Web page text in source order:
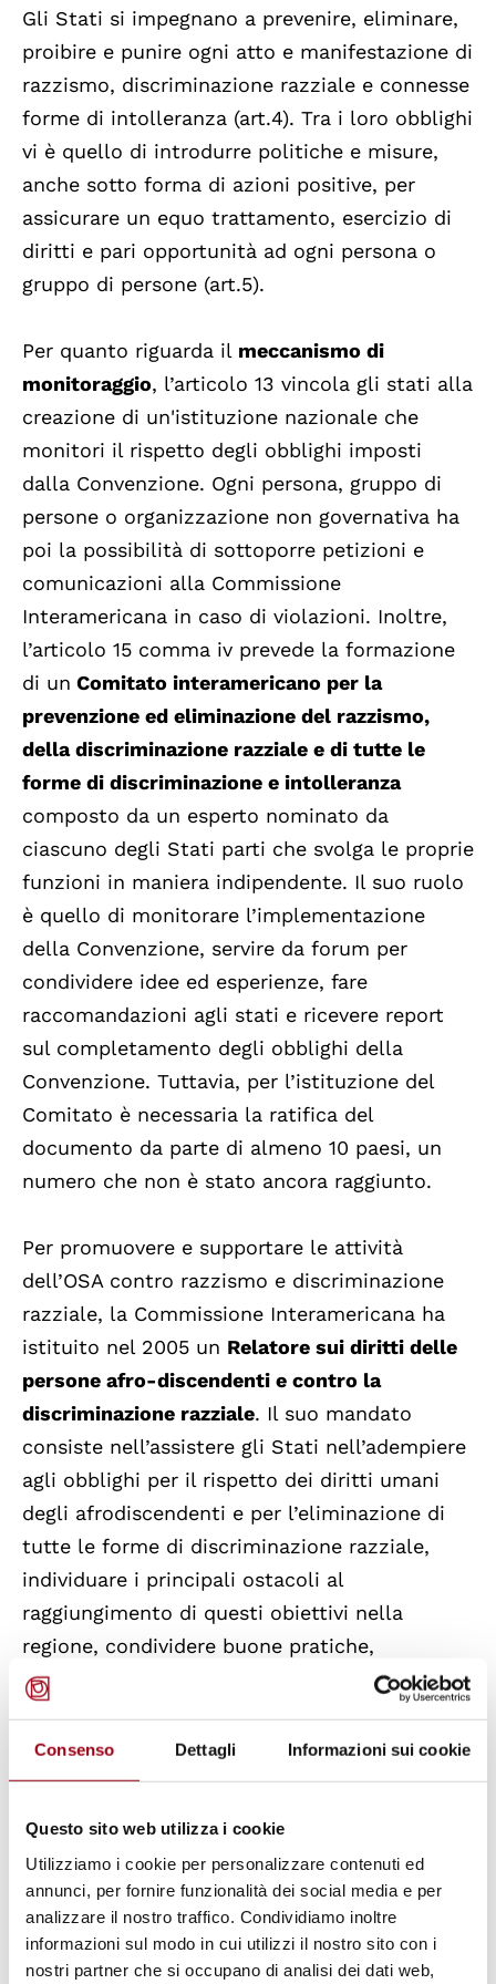
Consenso Dettagli Informazioni sui cookie
Questo sito web utilizza i cookie
Utilizziamo i cookie per personalizzare contenuti ed
annunci, per fornire funzionalità dei social media e per
analizzare il nostro traffico. Condividiamo inoltre
informazioni sul modo in cui utilizzi il nostro sito con i
nostri partner che si occupano di analisi dei dati web,
Gli Stati si impegnano a prevenire, eliminare,
proibire e punire ogni atto e manifestazione di
razzismo, discriminazione razziale e connesse
forme di intolleranza (art.4). Tra i loro obblighi
vi è quello di introdurre politiche e misure,
anche sotto forma di azioni positive, per
assicurare un equo trattamento, esercizio di
diritti e pari opportunità ad ogni persona o
gruppo di persone (art.5).
Per quanto riguarda il meccanismo di
monitoraggio, l’articolo 13 vincola gli stati alla
creazione di un'istituzione nazionale che
monitori il rispetto degli obblighi imposti
dalla Convenzione. Ogni persona, gruppo di
persone o organizzazione non governativa ha
poi la possibilità di sottoporre petizioni e
comunicazioni alla Commissione
Interamericana in caso di violazioni. Inoltre,
l’articolo 15 comma iv prevede la formazione
di un Comitato interamericano per la
prevenzione ed eliminazione del razzismo,
della discriminazione razziale e di tutte le
forme di discriminazione e intolleranza
composto da un esperto nominato da
ciascuno degli Stati parti che svolga le proprie
funzioni in maniera indipendente. Il suo ruolo
è quello di monitorare l’implementazione
della Convenzione, servire da forum per
condividere idee ed esperienze, fare
raccomandazioni agli stati e ricevere report
sul completamento degli obblighi della
Convenzione. Tuttavia, per l’istituzione del
Comitato è necessaria la ratifica del
documento da parte di almeno 10 paesi, un
numero che non è stato ancora raggiunto.
Per promuovere e supportare le attività
dell’OSA contro razzismo e discriminazione
razziale, la Commissione Interamericana ha
istituito nel 2005 un Relatore sui diritti delle
persone afro-discendenti e contro la
discriminazione razziale. Il suo mandato
consiste nell’assistere gli Stati nell’adempiere
agli obblighi per il rispetto dei diritti umani
degli afrodiscendenti e per l’eliminazione di
tutte le forme di discriminazione razziale,
individuare i principali ostacoli al
raggiungimento di questi obiettivi nella
regione, condividere buone pratiche,
formulare raccomandazioni e offrire
implementazione.
ogni forma di discriminazione e
intolleranza
Come la Convenzione interamericana contro il
razzismo, questo documento è stato adottato